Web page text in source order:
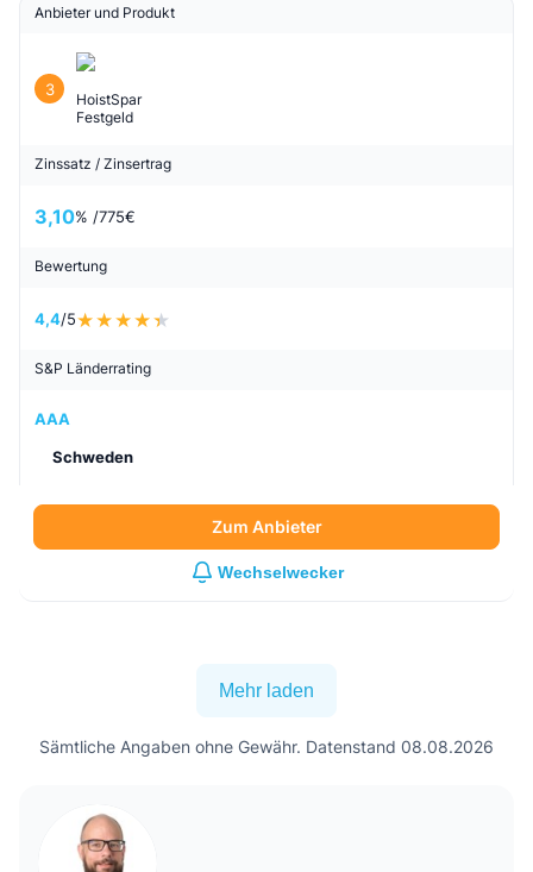
Anbieter und Produkt
3
HoistSpar
Festgeld
Zinssatz / Zinsertrag
3,10% /775€
Bewertung
4,4/5
S&P Länderrating
AAA
Schweden
Zum Anbieter
Wechselwecker
Mehr laden
Sämtliche Angaben ohne Gewähr. Datenstand 08.08.2026